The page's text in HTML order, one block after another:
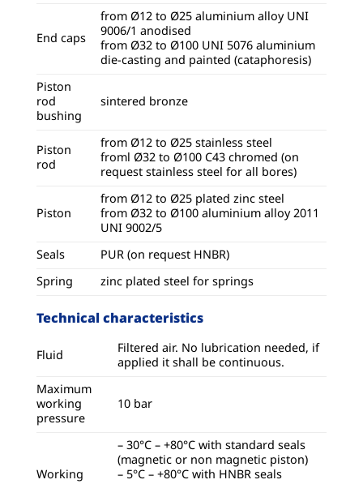
End caps
from Ø12 to Ø25 aluminium alloy UNI
9006/1 anodised
from Ø32 to Ø100 UNI 5076 aluminium
die-casting and painted (cataphoresis)
Piston
rod
bushing
sintered bronze
Piston
rod
from Ø12 to Ø25 stainless steel
froml Ø32 to Ø100 C43 chromed (on
request stainless steel for all bores)
Piston
from Ø12 to Ø25 plated zinc steel
from Ø32 to Ø100 aluminium alloy 2011
UNI 9002/5
Seals
PUR (on request HNBR)
Spring
zinc plated steel for springs
Technical characteristics
Fluid
Filtered air. No lubrication needed, if
applied it shall be continuous.
Maximum
working
pressure
10 bar
Working
– 30°C – +80°C with standard seals
(magnetic or non magnetic piston)
– 5°C – +80°C with HNBR seals